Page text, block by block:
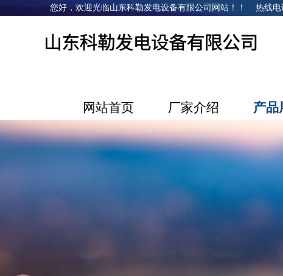
您好，欢迎光临山东科勒发电设备有限公司网站！！ 热线电
网站首页 厂家介绍 产品